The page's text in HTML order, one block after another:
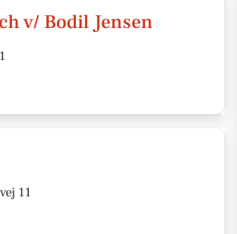
v/ Bodil Jensen
11